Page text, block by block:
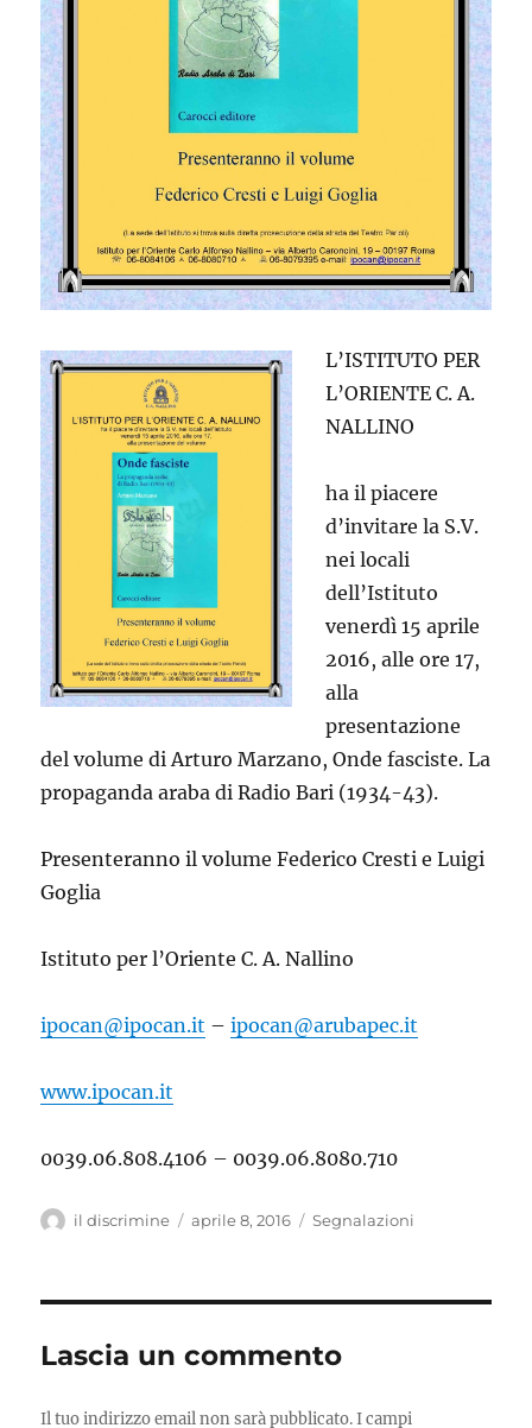
L’ISTITUTO PER
L’ORIENTE C. A.
NALLINO
ha il piacere
d’invitare la S.V.
nei locali
dell’Istituto
venerdì 15 aprile
2016, alle ore 17,
alla
presentazione
del volume di Arturo Marzano, Onde fasciste. La
propaganda araba di Radio Bari (1934-43).
Presenteranno il volume Federico Cresti e Luigi
Goglia
Istituto per l’Oriente C. A. Nallino
ipocan@ipocan.it –ipocan@arubapec.it
www.ipocan.it
0039.06.808.4106 – 0039.06.8080.710
Autore
il discrimine
Pubblicato
aprile 8, 2016 Categorie
Segnalazioni
Lascia un commento
Il tuo indirizzo email non sarà pubblicato.I campi